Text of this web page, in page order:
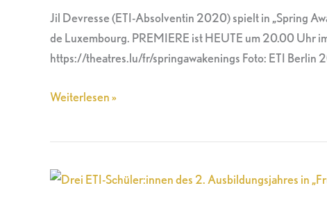
Jil Devresse (ETI-Absolventin 2020) spielt in „Spring
de Luxembourg. PREMIERE ist HEUTE um 20.00 Uhr
https://theatres.lu/fr/springawakenings Foto: ETI Berlin
Théâtre
des
Capucins
Luxemburg
Weiterlesen »
Drei